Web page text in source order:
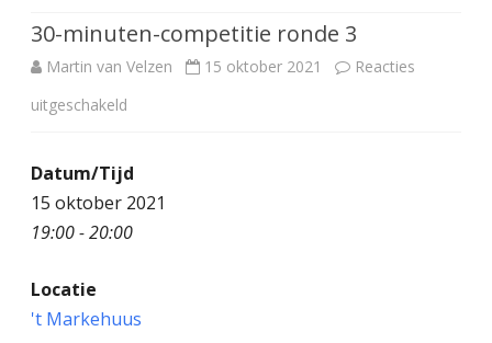
de
inhoud
30-minuten-competitie ronde 3
Martin van Velzen 15 oktober 2021
Reacties
uitgeschakeld
o
Datum/Tijd
15 oktober 2021
19:00 - 20:00
Locatie
't Markehuus